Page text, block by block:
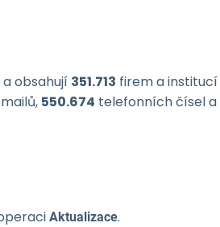
obsahují 351.713 firem a
550.674 telefonních čísel a
Aktualizace.